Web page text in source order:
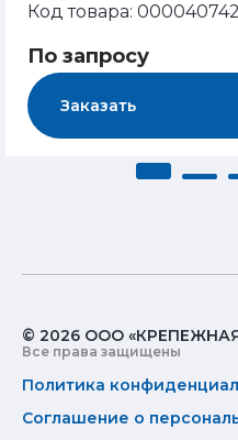
Код товара: 000040742
По запросу
Заказать
© 2026 ООО
Все права защищены
Политика
Соглашение о